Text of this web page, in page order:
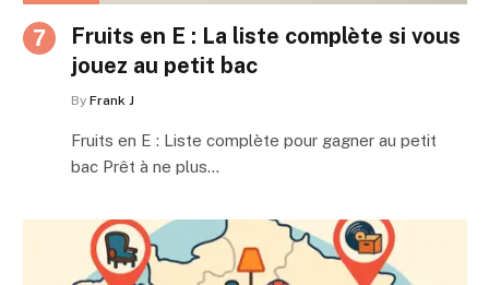
Fruits en E : La liste complète si vous
jouez au petit bac
By Frank J
Fruits en E : Liste complète pour gagner au petit
bac Prêt à ne plus…